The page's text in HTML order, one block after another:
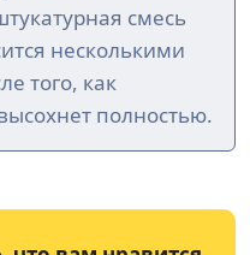
смесь
несколькими
того, как
полностью.